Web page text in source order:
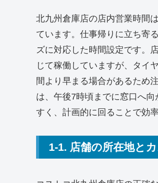
北九州倉庫店の店内営業時間
ています。仕事帰りに立ち寄
ズに対応した時間設定です。
じて稼働していますが、タイ
間より早まる場合があるため
は、午後7時頃までに窓口へ
すく、計画的に回ることで効
1-1. 店舗の所在地と